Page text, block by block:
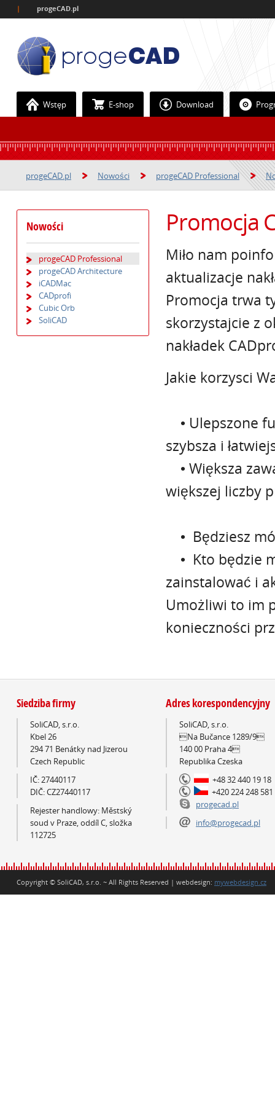
| progeCAD.pl
Wstęp E-shop Download
progeCAD.pl Nowości progeCAD Professional
Promocja
Miło nam
aktualizacje
Promocja trwa
skorzystajcie z
nakładek
Jakie korzysci
• Ulepszone
szybsza i
• Większa
większej liczby
• Będziesz
• Kto będzie
zainstalować i
Umożliwi to im
konieczności
Nowości
progeCAD Professional
progeCAD Architecture
iCADMac
CADprofi
Cubic Orb
SoliCAD
Siedziba firmy
SoliCAD, s.r.o.
Kbel 26
294 71 Benátky nad Jizerou
Czech Republic
IČ: 27440117
DIČ: CZ27440117
Rejester handlowy: Městský
soud v Praze, oddíl C, složka
112725
Adres korespondencyjny
SoliCAD, s.r.o.
Na Bučance 1289/9
140 00 Praha 4
Republika Czeska
+48 32 440 19 18
+420 224 248 581
progecad.pl
info@progecad.pl
Copyright © SoliCAD, s.r.o. ~ All Rights Reserved | webdesign: mywebdesign.cz